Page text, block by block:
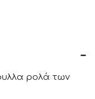
ρολά των